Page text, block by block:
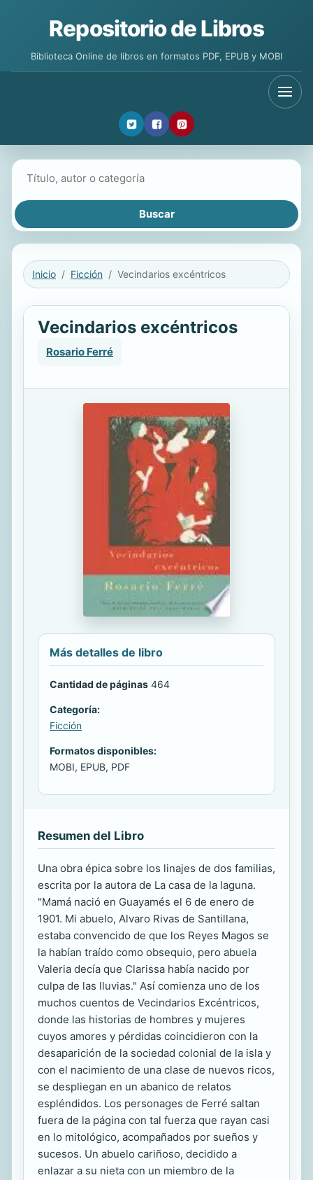
Repositorio de Libros
Biblioteca Online de libros en formatos PDF, EPUB y MOBI
Inicio Ficción Vecindarios excéntricos
Vecindarios excéntricos
Rosario Ferré
Más detalles de libro
Cantidad de páginas 464
Categoría:
Ficción
Formatos disponibles:
MOBI, EPUB, PDF
Resumen del Libro
Una obra épica sobre los linajes de dos familias,
escrita por la autora de La casa de la laguna.
"Mamá nació en Guayamés el 6 de enero de
1901. Mi abuelo, Alvaro Rivas de Santillana,
estaba convencido de que los Reyes Magos se
la habían traído como obsequio, pero abuela
Valeria decía que Clarissa había nacido por
culpa de las lluvias." Así comienza uno de los
muchos cuentos de Vecindarios Excéntricos,
donde las historias de hombres y mujeres
cuyos amores y pérdidas coincidieron con la
desaparición de la sociedad colonial de la isla y
con el nacimiento de una clase de nuevos ricos,
se despliegan en un abanico de relatos
espléndidos. Los personages de Ferré saltan
fuera de la página con tal fuerza que rayan casi
en lo mitológico, acompañados por sueños y
sucesos. Un abuelo cariñoso, decidido a
enlazar a su nieta con un miembro de la